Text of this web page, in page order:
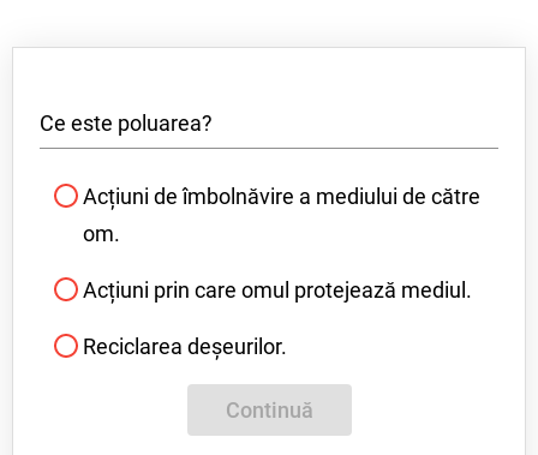
pădurilor
- colectarea deșeurilor
Ce este poluarea?
Acțiuni de îmbolnăvire a mediului de către
om.
Acțiuni prin care omul protejează mediul.
Reciclarea deșeurilor.
Continuă